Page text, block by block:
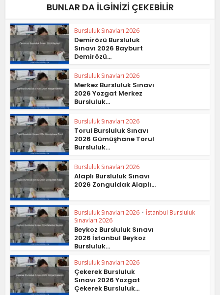
BUNLAR DA İLGINIZI ÇEKEBILIR
Bursluluk Sınavları 2026
Demirözü Bursluluk
Sınavı 2026 Bayburt
Demirözü...
Bursluluk Sınavları 2026
Merkez Bursluluk Sınavı
2026 Yozgat Merkez
Bursluluk...
Bursluluk Sınavları 2026
Torul Bursluluk Sınavı
2026 Gümüşhane Torul
Bursluluk...
Bursluluk Sınavları 2026
Alaplı Bursluluk Sınavı
2026 Zonguldak Alaplı...
Bursluluk Sınavları 2026 • İstanbul Bursluluk
Sınavları 2026
Beykoz Bursluluk Sınavı
2026 İstanbul Beykoz
Bursluluk...
Bursluluk Sınavları 2026
Çekerek Bursluluk
Sınavı 2026 Yozgat
Çekerek Bursluluk...